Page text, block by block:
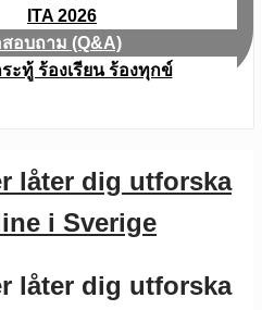
ITA 2026
อบถาม (Q&A)
ะทู้ ร้องเรียน ร้องทุกข์
låter dig utforska
i Sverige
låter dig utforska